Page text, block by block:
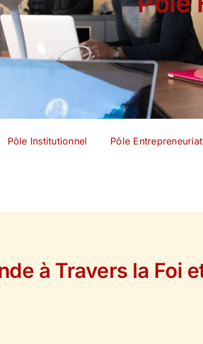
Pôle Institutionnel Pôle Entrepreneuriat
à Travers la Foi